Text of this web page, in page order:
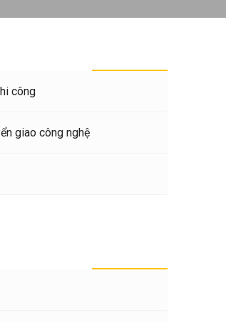
công
giao công nghệ